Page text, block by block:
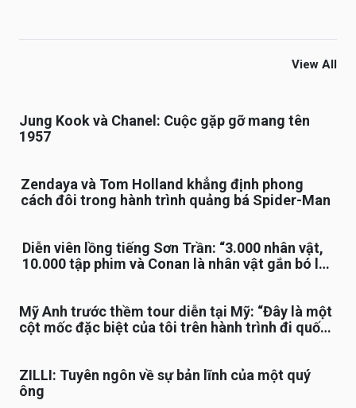
View All
Jung Kook và Chanel: Cuộc gặp gỡ mang tên
1957
Zendaya và Tom Holland khẳng định phong
cách đôi trong hành trình quảng bá Spider-Man
Diễn viên lồng tiếng Sơn Trần: “3.000 nhân vật,
10.000 tập phim và Conan là nhân vật gắn bó lâu
Mỹ Anh trước thềm tour diễn tại Mỹ: “Đây là một
cột mốc đặc biệt của tôi trên hành trình đi quốc
ZILLI: Tuyên ngôn về sự bản lĩnh của một quý
ông